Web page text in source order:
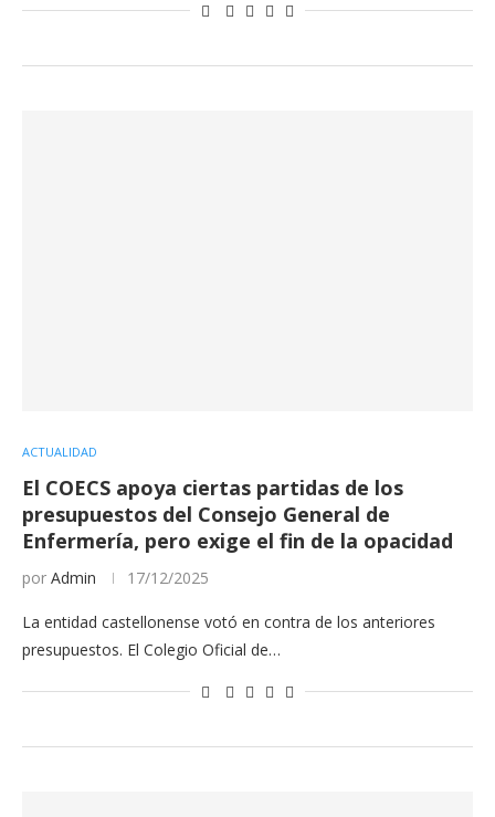
ACTUALIDAD
El COECS apoya ciertas partidas de los
presupuestos del Consejo General de
Enfermería, pero exige el fin de la opacidad
por Admin 17/12/2025
La entidad castellonense votó en contra de los anteriores
presupuestos. El Colegio Oficial de…